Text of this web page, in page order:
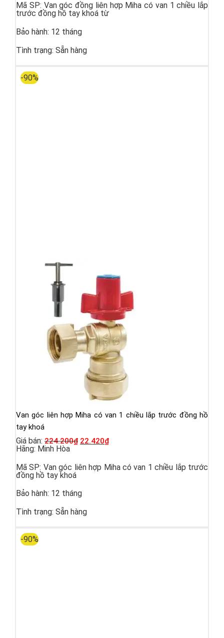
Mã SP: Van góc đồng liên hợp Miha có van 1 chiều lắp
trước đồng hồ tay khoá từ
Bảo hành: 12 tháng
Tình trạng: Sẵn hàng
-90%
Van góc liên hợp Miha có van 1 chiều lắp trước đồng hồ
tay khoá
Giá bán: 224.200₫ 22.420₫
Hãng: Minh Hòa
Mã SP: Van góc liên hợp Miha có van 1 chiều lắp trước
đồng hồ tay khoá
Bảo hành: 12 tháng
Tình trạng: Sẵn hàng
-90%